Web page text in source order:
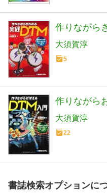
作りながら
大須賀淳
5
作りながら
大須賀淳
22
書誌検索オプションに